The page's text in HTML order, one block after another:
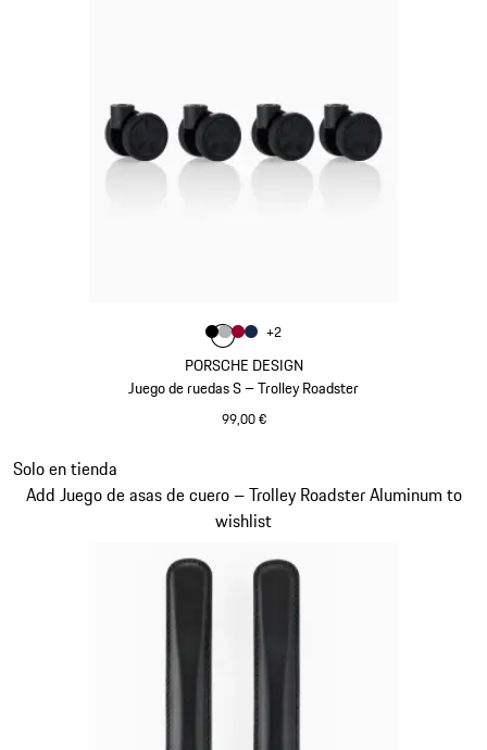
PORSCHE DESIGN
Juego de ruedas S – Trolley Roadster
99,00 €
Color
ColorNegro
Color Plata
ColorRojo Carmín
Color
+2
Solo en tienda
Add Juego de asas de cuero – Trolley Roadster Aluminum to
wishlist
Diapositiva 20 de 20